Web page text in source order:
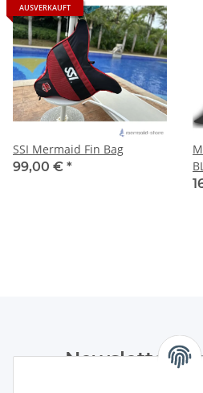
AUSVERKAUFT
SSI Mermaid Fin Bag
99,00 € *
Newsletter